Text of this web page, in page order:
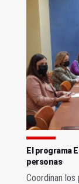
El programa
personas
Coordinan